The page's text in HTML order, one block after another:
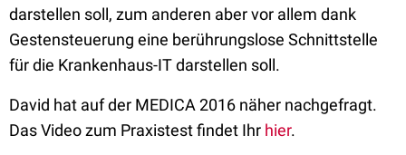
darstellen soll, zum anderen aber vor allem dank
Gestensteuerung eine berührungslose Schnittstelle
für die Krankenhaus-IT darstellen soll.
David hat auf der MEDICA 2016 näher nachgefragt.
Das Video zum Praxistest findet Ihr hier.